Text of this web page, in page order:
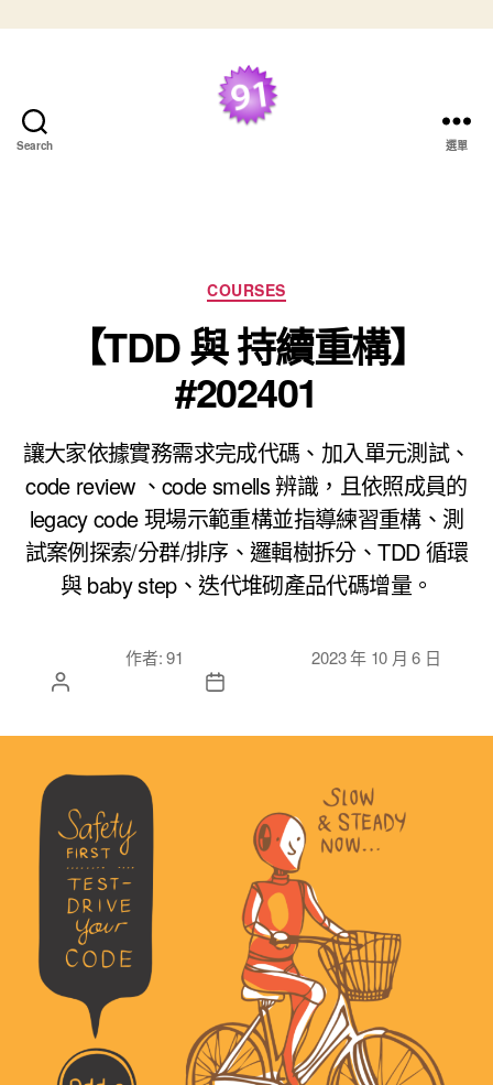
Search 選單
COURSES
【TDD 與 持續重構】
#202401
讓大家依據實務需求完成代碼、加入單元測試、
code review 、code smells 辨識，且依照成員的
legacy code 現場示範重構並指導練習重構、測
試案例探索/分群/排序、邏輯樹拆分、TDD 循環
與 baby step、迭代堆砌產品代碼增量。
作者:91 2023 年 10 月 6 日